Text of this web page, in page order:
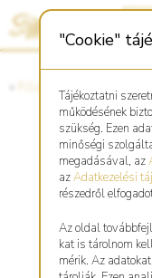
"Cookie"
Tájékoztatni
működésének
szükség. Ezen
minőségi
megadásával, az
azAdatkezelési
részedről
Az oldal
kat is tárolnom
mérik. Az
Főoldal«Asztro Shop
Fonott,